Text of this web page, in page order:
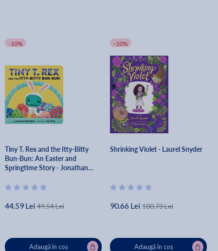
-10%
Tiny T. Rex and the Itty-Bitty
Bun-Bun: An Easter and
Springtime Story - Jonathan
44.59 Lei 49.54 Lei
Adaugă în coș
-10%
Shrinking Violet - Laurel Snyder
90.66 Lei 100.73 Lei
Adaugă în coș